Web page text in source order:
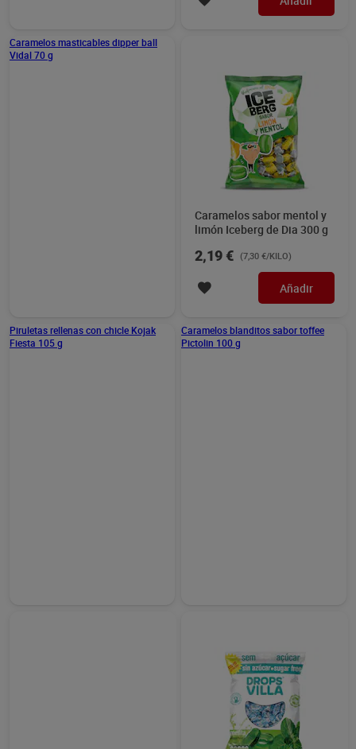
Caramelos masticables dipper ball
Vidal 70 g
Caramelos sabor mentol y
limón Iceberg de Dia 300 g
2,19 € (7,30 €/KILO)
Añadir
Caramelos blanditos sabor toffee
Pictolin 100 g